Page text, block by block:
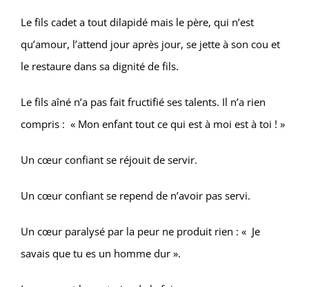
Le fils cadet a tout dilapidé mais le père, qui n’est
qu’amour, l’attend jour après jour, se jette à son cou et
le restaure dans sa dignité de fils.
Le fils aîné n’a pas fait fructifié ses talents. Il n’a rien
compris : « Mon enfant tout ce qui est à moi est à toi ! »
Un cœur confiant se réjouit de servir.
Un cœur confiant se repend de n’avoir pas servi.
Un cœur paralysé par la peur ne produit rien : « Je
savais que tu es un homme dur ».